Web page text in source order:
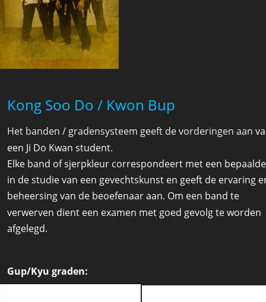
Kong Soo Do / Kwon Bup
Het banden / gradensysteem geeft de vorderingen aan
een Ji Do Kwan student.
Elke band of sjerpkleur correspondeert met een
in de studie van een gevechtskunst en geeft de ervaring
beheersing van de beoefenaar aan. Om een band te
verwerven dient een examen met goed gevolg te worden
afgelegd.
Gup/Kyu graden: